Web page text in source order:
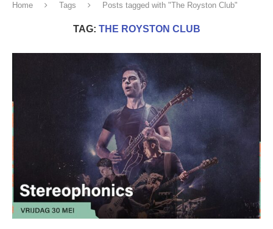
Home Tags Posts tagged with "The Royston Club"
TAG: THE ROYSTON CLUB